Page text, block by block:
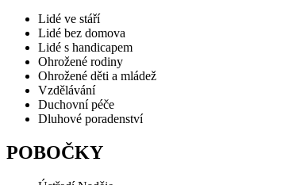
Lidé ve stáří
Lidé bez domova
Lidé s handicapem
Ohrožené rodiny
Ohrožené děti a mládež
Vzdělávání
Duchovní péče
Dluhové poradenství
POBOČKY